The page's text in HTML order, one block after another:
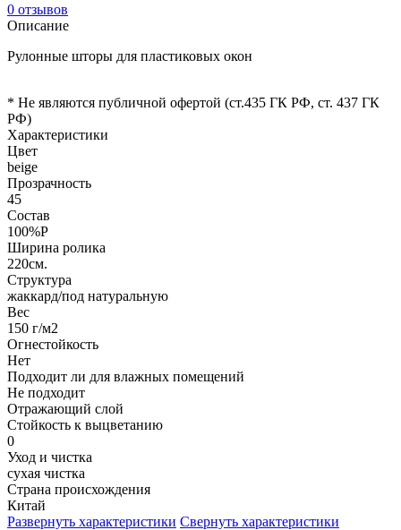
0 отзывов
Описание
Рулонные шторы для пластиковых окон
* Не являются публичной офертой (ст.435 ГК РФ, cт. 437 ГК
РФ)
Характеристики
Цвет
beige
Прозрачность
45
Состав
100%P
Ширина ролика
220см.
Структура
жаккард/под натуральную
Вес
150 г/м2
Огнестойкость
Нет
Подходит ли для влажных помещений
Не подходит
Отражающий слой
Стойкость к выцветанию
0
Уход и чистка
сухая чистка
Страна происхождения
Китай
Развернуть характеристики Свернуть характеристики